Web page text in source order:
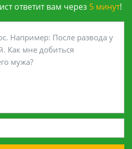
ответит вам через 5 минут!